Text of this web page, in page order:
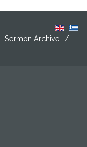
Sermon Archive /